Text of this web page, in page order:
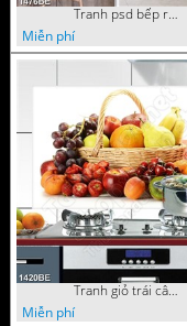
Tranh psd bếp rau củ quả tươi ngon
Miễn phí
Tranh giỏ trái cây tươi trên bàn treo bếp
Miễn phí